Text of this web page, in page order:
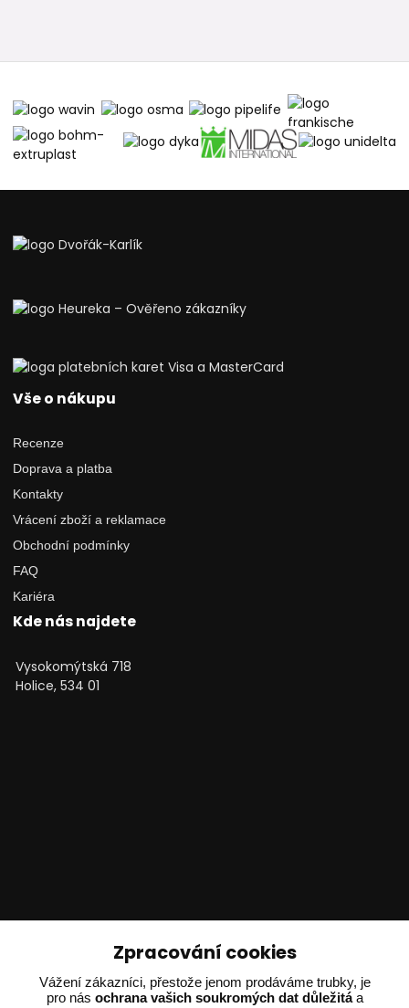
Vše o nákupu
Recenze
Doprava a platba
Kontakty
Vrácení zboží a reklamace
Obchodní podmínky
FAQ
Kariéra
Kde nás najdete
Vysokomýtská 718
Holice, 534 01
Ing. Adam Dvořák
+420 602 234 254
Zpracování cookies
Vážení zákazníci, přestože jenom prodáváme trubky, je
pro nás ochrana vašich soukromých dat důležitáa